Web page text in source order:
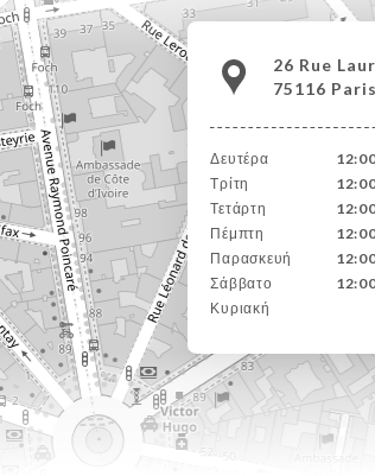
26 Rue
75116
Δευτέρα
Τρίτη
Τετάρτη
Πέμπτη
Παρασκευή
Σάββατο
Κυριακή